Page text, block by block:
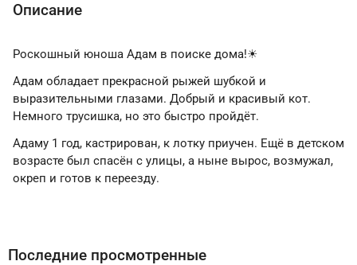
Описание
Роскошный юноша Адам в поиске дома!☀
Адам обладает прекрасной рыжей шубкой и
выразительными глазами. Добрый и красивый кот.
Немного трусишка, но это быстро пройдёт.
Адаму 1 год, кастрирован, к лотку приучен. Ещё в детском
возрасте был спасён с улицы, а ныне вырос, возмужал,
окреп и готов к переезду.
Последние просмотренные